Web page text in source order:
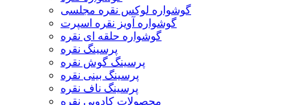
گوشواره لوکس نقره مجلسی
گوشواره آویز نقره اسپرت
گوشواره حلقه ای نقره
پرسینگ نقره
پرسینگ گوش نقره
پرسینگ بینی نقره
پرسینگ ناف نقره
محصولات کادویی نقره